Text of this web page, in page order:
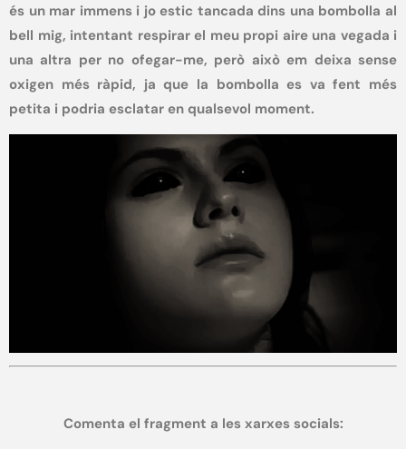
és un mar immens i jo estic tancada dins una bombolla al
bell mig, intentant respirar el meu propi aire una vegada i
una altra per no ofegar-me, però això em deixa sense
oxigen més ràpid, ja que la bombolla es va fent més
petita i podria esclatar en qualsevol moment.
Comenta el fragment a les xarxes socials: